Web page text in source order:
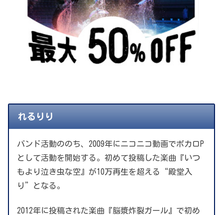
れるりり
バンド活動ののち、2009年にニコニコ動画でボカロP
として活動を開始する。初めて投稿した楽曲『いつ
もより泣き虫な空』が10万再生を超える“殿堂入
り”となる。
2012年に投稿された楽曲『脳漿炸裂ガール』で初め